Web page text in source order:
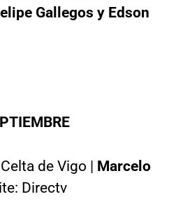
Gallegos y Edson
de Vigo | Marcelo
Directv